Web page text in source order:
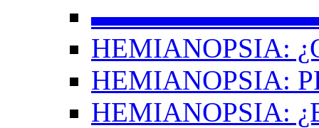
HEMIANOPSIA:
HEMIANOPSIA:
HEMIANOPSIA: